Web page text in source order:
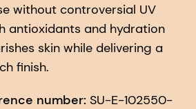
without controversial UV
antioxidants and hydration
skin while delivering a
finish.
number: SU-E-102550-